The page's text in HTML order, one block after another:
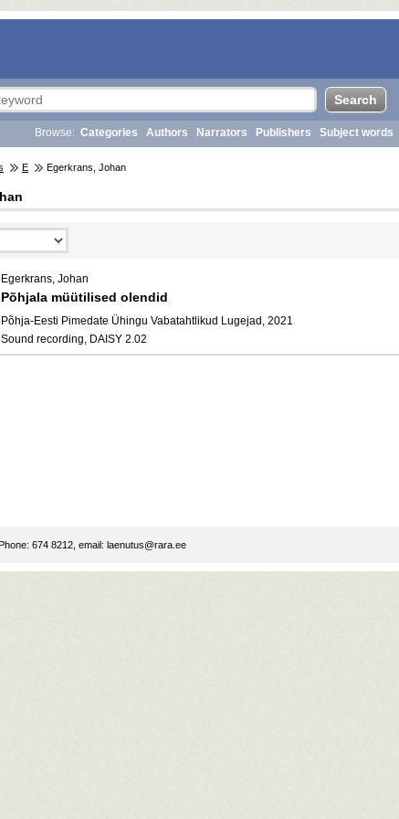
Browse: Categories Authors Narrators Publishers Subject words
E Egerkrans, Johan
Egerkrans, Johan
Põhjala müütilised olendid
Põhja-Eesti Pimedate Ühingu Vabatahtlikud Lugejad, 2021
Sound recording, DAISY 2.02
Phone: 674 8212, email: laenutus@rara.ee